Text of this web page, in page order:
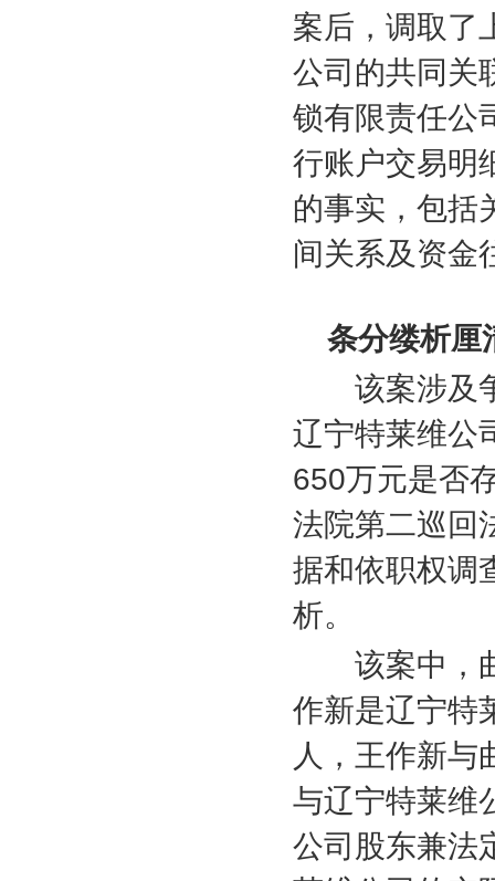
案后，调取了
公司的共同关
锁有限责任公
行账户交易明
的事实，包括
间关系及资金
条分缕析厘
该案涉及争
辽宁特莱维公
650万元是否
法院第二巡回
据和依职权调
析。
该案中，曲
作新是辽宁特
人，王作新与
与辽宁特莱维
公司股东兼法